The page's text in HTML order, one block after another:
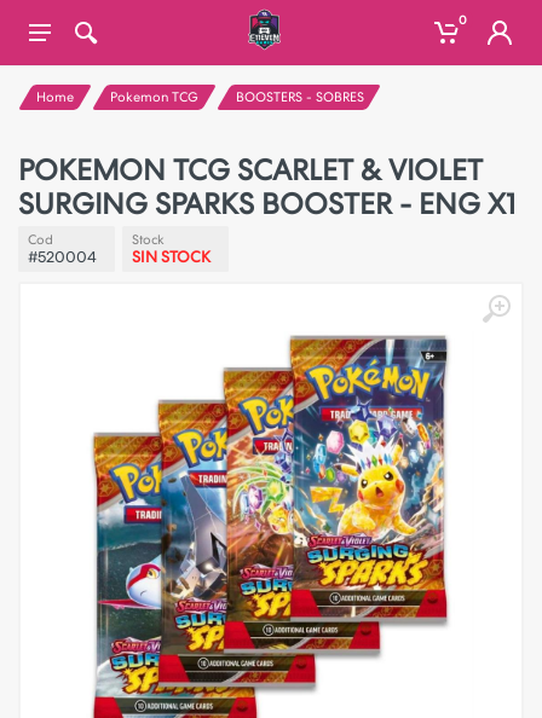
0
Home Pokemon TCG BOOSTERS - SOBRES
POKEMON TCG SCARLET & VIOLET
SURGING SPARKS BOOSTER - ENG X1
Cod
#520004
Stock
SIN STOCK